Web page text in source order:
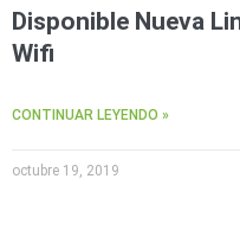
Disponible Nueva
Wifi
CONTINUAR LEYENDO »
octubre 19, 2019